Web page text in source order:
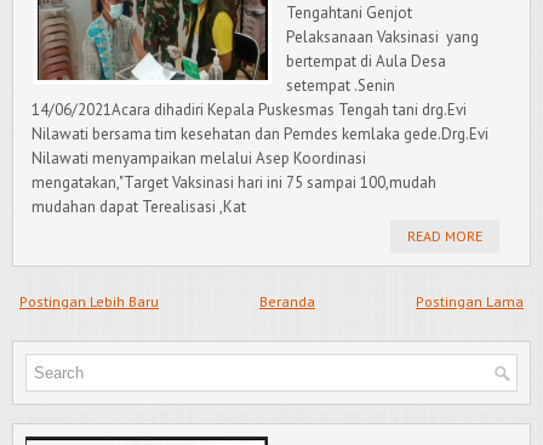
Tengahtani Genjot
Pelaksanaan Vaksinasi yang
bertempat di Aula Desa
setempat .Senin
14/06/2021Acara dihadiri Kepala Puskesmas Tengah tani drg.Evi
Nilawati bersama tim kesehatan dan Pemdes kemlaka gede.Drg.Evi
Nilawati menyampaikan melalui Asep Koordinasi
mengatakan,"Target Vaksinasi hari ini 75 sampai 100,mudah
mudahan dapat Terealisasi ,Kat
READ MORE
Postingan Lebih Baru Postingan Lama
Beranda